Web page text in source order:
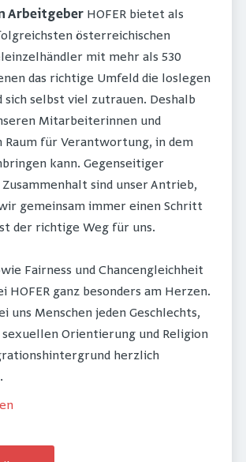
Arbeitgeber HOFER bietet als
österreichischen
mit mehr als 530
das richtige Umfeld die loslegen
sich selbst viel zutrauen. Deshalb
Mitarbeiterinnen und
für Verantwortung, in dem
kann. Gegenseitiger
sind unser Antrieb,
gemeinsam immer einen Schritt
der richtige Weg für uns.
Fairness und Chancengleichheit
HOFER ganz besonders am Herzen.
uns Menschen jeden Geschlechts,
Orientierung und Religion
herzlich